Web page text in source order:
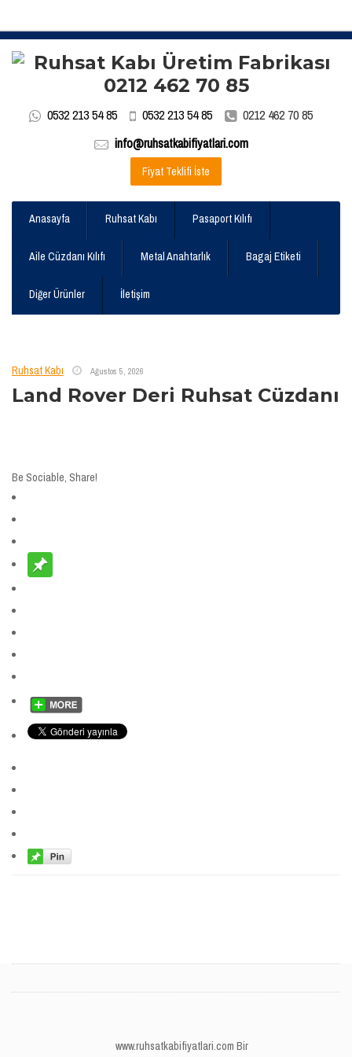
0532 213 54 85 0532 213 54 85
0212 462 70 85
info@ruhsatkabifiyatlari.com
Fiyat Teklifi İste
Anasayfa Ruhsat Kabı Pasaport Kılıfı
Aile Cüzdanı Kılıfı Metal Anahtarlık Bagaj Etiketi
Diğer Ürünler İletişim
Ruhsat Kabı Ağustos 5, 2026
Land Rover Deri Ruhsat Cüzdanı
Be Sociable, Share!
www.ruhsatkabifiyatlari.com Bir